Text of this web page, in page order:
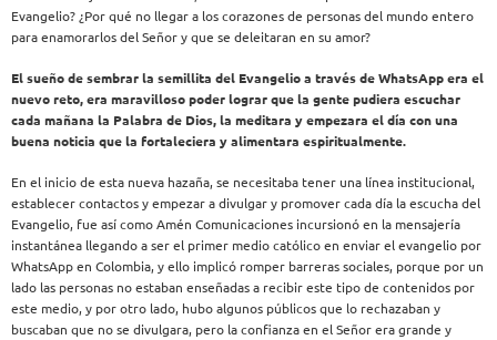
Evangelio? ¿Por qué no llegar a los corazones de personas del mundo entero
para enamorarlos del Señor y que se deleitaran en su amor?
El sueño de sembrar la semillita del Evangelio a través de WhatsApp era el
nuevo reto, era maravilloso poder lograr que la gente pudiera escuchar
cada mañana la Palabra de Dios, la meditara y empezara el día con una
buena noticia que la fortaleciera y alimentara espiritualmente.
En el inicio de esta nueva hazaña, se necesitaba tener una línea institucional,
establecer contactos y empezar a divulgar y promover cada día la escucha del
Evangelio, fue así como Amén Comunicaciones incursionó en la mensajería
instantánea llegando a ser el primer medio católico en enviar el evangelio por
WhatsApp en Colombia, y ello implicó romper barreras sociales, porque por un
lado las personas no estaban enseñadas a recibir este tipo de contenidos por
este medio, y por otro lado, hubo algunos públicos que lo rechazaban y
buscaban que no se divulgara, pero la confianza en el Señor era grande y